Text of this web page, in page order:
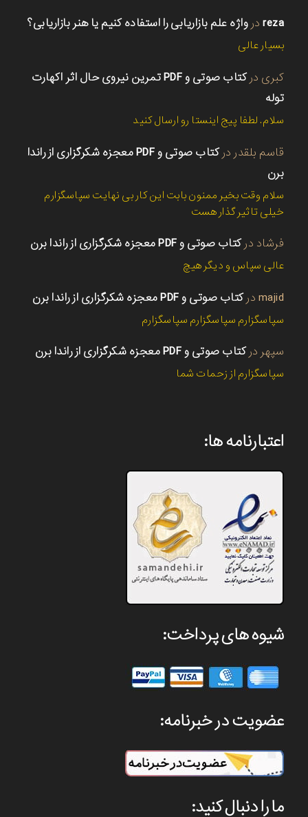
reza در واژه علم بازاریابی را استفاده کنیم یا هنر بازاریابی؟
بسیار عالی
کبری در
کتاب صوتی و PDF تمرین نیروی حال اثر اکهارت
توله
سلام. لطفا پیج اینستا رو ارسال کنید
قاسم بلقدر در
کتاب صوتی و PDF معجزه شکرگزاری از راندا
برن
سلام وقت بخیر ممنون بابت این کار بی نهایت سپاسگزارم
خیلی تاثیر گذار هست
فرشاد درکتاب صوتی و PDF معجزه شکرگزاری از راندا برن
عالی سپاس و دیگر هیچ
majid درکتاب صوتی و PDF معجزه شکرگزاری از راندا برن
سپاسگزارم سپاسگزارم سپاسگزارم
سپهر درکتاب صوتی و PDF معجزه شکرگزاری از راندا برن
سپاسگزارم از زحمات شما
اعتبارنامه ها:
شیوه های پرداخت:
عضویت در خبرنامه:
ما را دنبال کنید: